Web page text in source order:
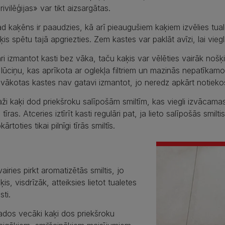
var tikt aizsargātas.
kaķēns ir paaudzies, kā arī pieaugušiem kaķiem izvēlies
spētu tajā apgriezties. Zem kastes var paklāt avīzi, lai
izmantot kasti bez vāka, taču kaķis var vēlēties vairāk
kas aprīkota ar oglekļa filtriem un mazinās
kastes nav gatavi izmantot, jo neredz apkārt
kaķi dod priekšroku salīpošām smiltīm, kas viegli
tīras. Atceries iztīrīt kasti regulāri pat, ja lieto salīpošās
tikai pilnīgi tīrās smiltīs.
pirkt aromatizētās smiltis, jo
visdrīzāk, atteiksies lietot tualetes
vecāki kaķi dos priekšroku